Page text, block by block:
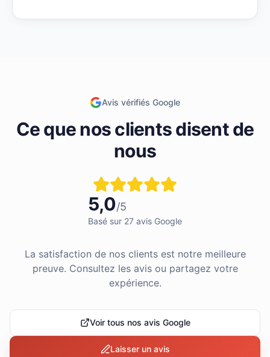
Avis vérifiés Google
Ce que nos clients disent de
nous
5,0/5
Basé sur 27 avis Google
La satisfaction de nos clients est notre meilleure
preuve. Consultez les avis ou partagez votre
expérience.
Voir tous nos avis Google
Laisser un avis